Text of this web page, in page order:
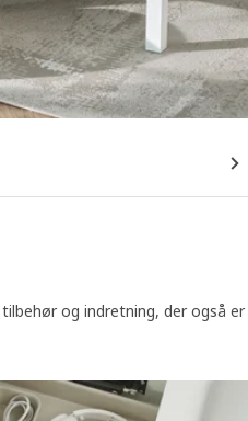
og indretning, der også er